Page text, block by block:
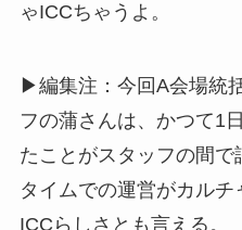
ゃICCちゃうよ。
▶編集注：今回A会場統
フの蒲さんは、かつて1
たことがスタッフの間
タイムでの運営がカル
ICCらしさとも言える。